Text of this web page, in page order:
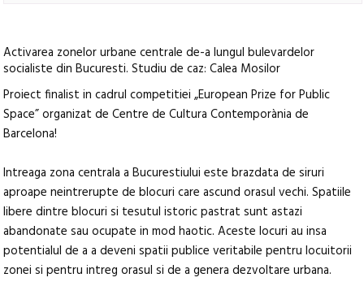
Activarea zonelor urbane centrale de-a lungul bulevardelor
socialiste din Bucuresti. Studiu de caz: Calea Mosilor
Proiect finalist in cadrul competitiei „European Prize for Public
Space” organizat de Centre de Cultura Contemporània de
Barcelona!
Intreaga zona centrala a Bucurestiului este brazdata de siruri
aproape neintrerupte de blocuri care ascund orasul vechi. Spatiile
libere dintre blocuri si tesutul istoric pastrat sunt astazi
abandonate sau ocupate in mod haotic. Aceste locuri au insa
potentialul de a a deveni spatii publice veritabile pentru locuitorii
zonei si pentru intreg orasul si de a genera dezvoltare urbana.